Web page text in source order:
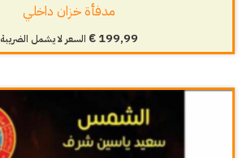
مدفأة خزان داخلي
€199,99 السعر لا يشمل الضريبة